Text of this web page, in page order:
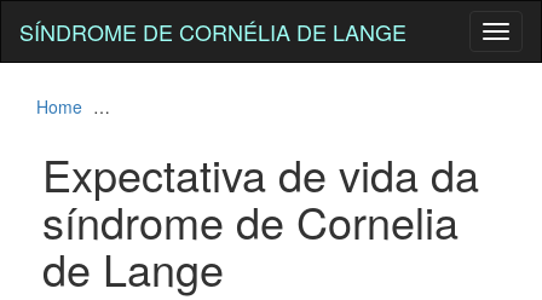
SÍNDROME DE CORNÉLIA DE LANGE
Home
Expectativa de vida da
síndrome de Cornelia
de Lange